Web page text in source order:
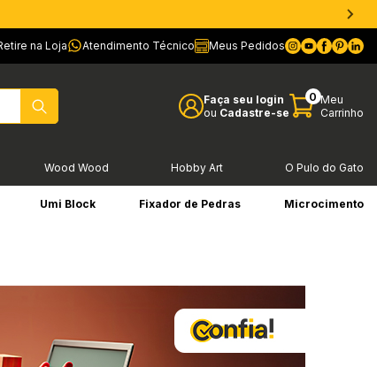
na Loja Atendimento Técnico Meus Pedidos
Faça seu login
ou Cadastre-se
0 Meu
Carrinho
Wood Wood Hobby Art O Pulo do Gato
Umi Block Fixador de Pedras Microcimento